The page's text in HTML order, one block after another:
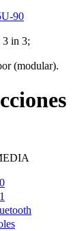
90
3 in 3;
(modular).